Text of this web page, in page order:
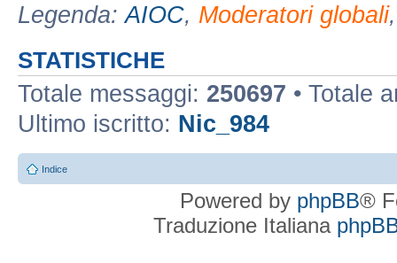
Legenda:AIOC, Moderatori globali
STATISTICHE
Totale messaggi: 250697 • Totale
Ultimo iscritto: Nic_984
Indice
Powered by phpBB®
Traduzione Italiana